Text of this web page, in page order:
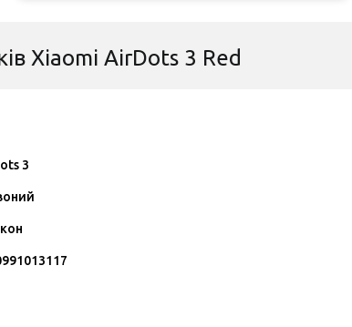
Xiaomi AirDots 3 Red
3